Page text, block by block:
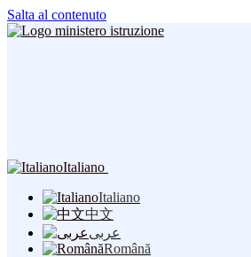
Salta al contenuto
Italiano
Italiano
中文
عربى
Română